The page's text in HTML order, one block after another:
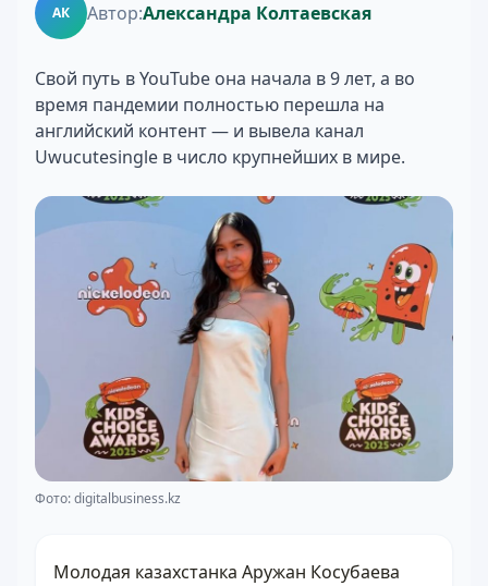
АК Автор:Александра Колтаевская
Свой путь в YouTube она начала в 9 лет, а во
время пандемии полностью перешла на
английский контент — и вывела канал
Uwucutesingle в число крупнейших в мире.
Фото: digitalbusiness.kz
Молодая казахстанка Аружан Косубаева